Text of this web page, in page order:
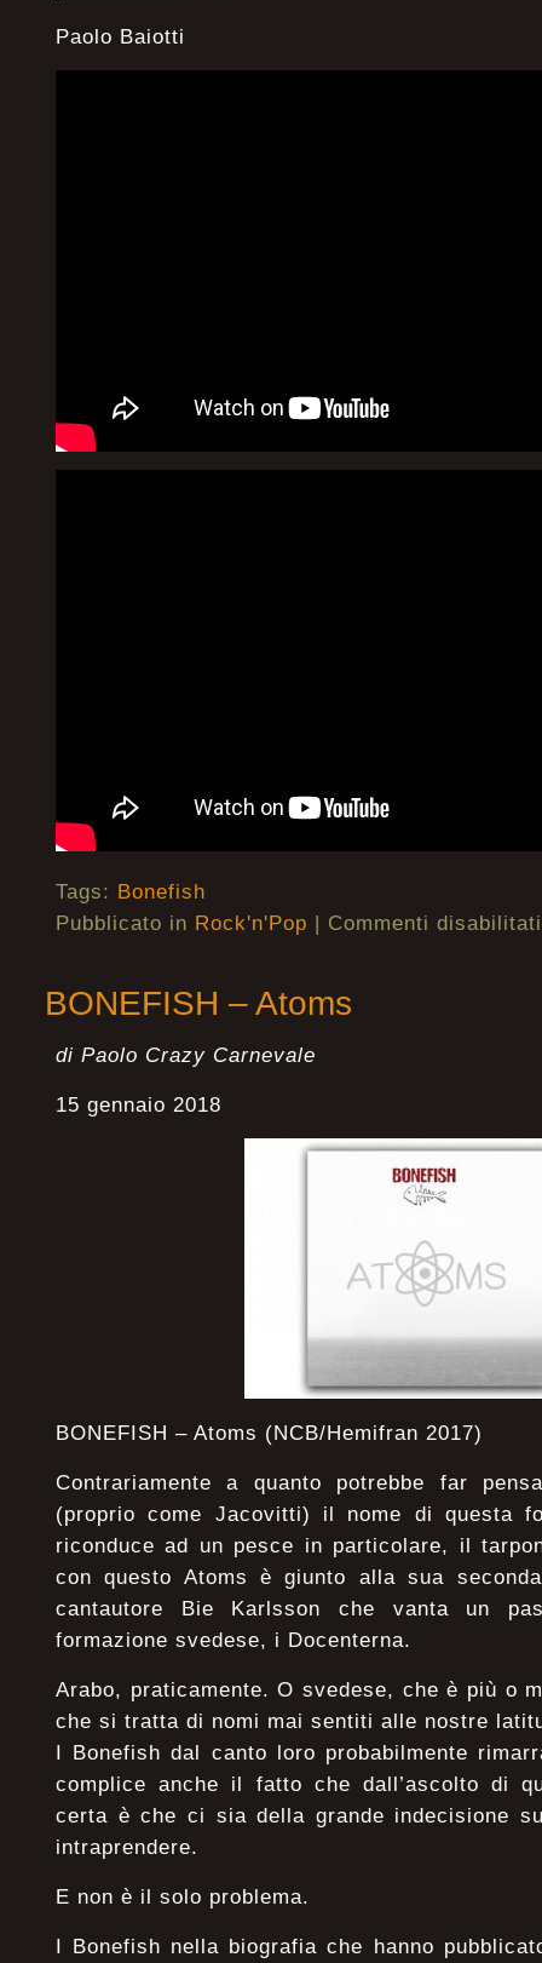
Paolo Baiotti
Tags: Bonefish
Pubblicato in Rock'n'Pop | Commenti disabilitati
BONEFISH – Atoms
di Paolo Crazy Carnevale
15 gennaio 2018
BONEFISH – Atoms (NCB/Hemifran 2017)
Contrariamente a quanto potrebbe far
(proprio come Jacovitti) il nome di questa
riconduce ad un pesce in particolare, il
con questo Atoms è giunto alla sua
cantautore Bie Karlsson che vanta un
formazione svedese, i Docenterna.
Arabo, praticamente. O svedese, che è più o
che si tratta di nomi mai sentiti alle nostre
I Bonefish dal canto loro probabilmente
complice anche il fatto che dall’ascolto di
certa è che ci sia della grande indecisione
intraprendere.
E non è il solo problema.
I Bonefish nella biografia che hanno